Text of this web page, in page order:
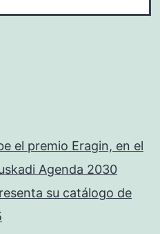
el premio Eragin, en el
Agenda 2030
su catálogo de